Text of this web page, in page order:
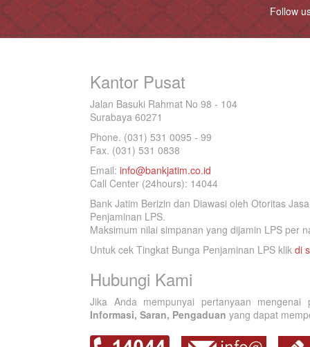
Follow
Kantor Pusat
Jalan Basuki Rahmat No 98 - 104
Surabaya 60271
Phone. (031) 531 0095 - 99
Fax. (031) 531 0838
Email: info@bankjatim.co.id
Call Center (24hours): 14044
Bank Jatim Berizin dan Diawasi oleh Otoritas
Penjaminan LPS.
Maksimum nilai simpanan yang dijamin LPS per
Untuk cek Tingkat Bunga Penjaminan LPS klik di
Hubungi Kami
Jika Anda mempunyai pertanyaan
Informasi, Saran, Pengaduan yang dapat